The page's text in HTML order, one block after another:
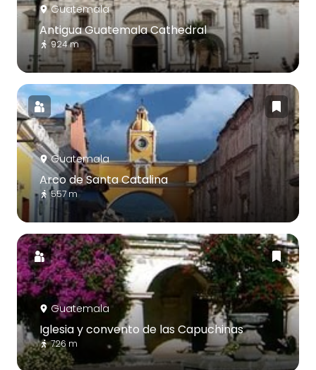
Guatemala
Antigua Guatemala Cathedral
924 m
Guatemala
Arco de Santa Catalina
557 m
Guatemala
Iglesia y convento de las Capuchinas
726 m